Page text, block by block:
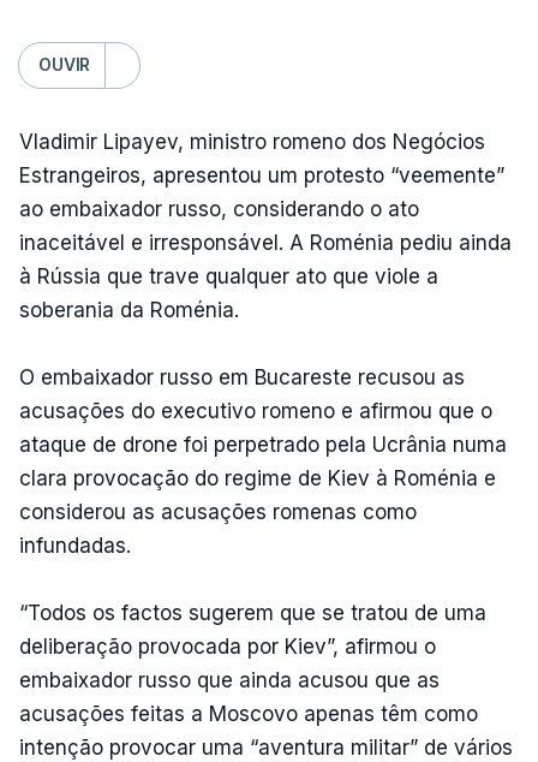
OUVIR
Vladimir Lipayev, ministro romeno dos Negócios
Estrangeiros, apresentou um protesto “veemente”
ao embaixador russo, considerando o ato
inaceitável e irresponsável. A Roménia pediu ainda
à Rússia que trave qualquer ato que viole a
soberania da Roménia.
O embaixador russo em Bucareste recusou as
acusações do executivo romeno e afirmou que o
ataque de drone foi perpetrado pela Ucrânia numa
clara provocação do regime de Kiev à Roménia e
considerou as acusações romenas como
infundadas.
“Todos os factos sugerem que se tratou de uma
deliberação provocada por Kiev”, afirmou o
embaixador russo que ainda acusou que as
acusações feitas a Moscovo apenas têm como
intenção provocar uma “aventura militar” de vários